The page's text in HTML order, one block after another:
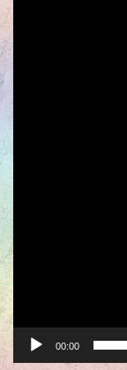
00:00